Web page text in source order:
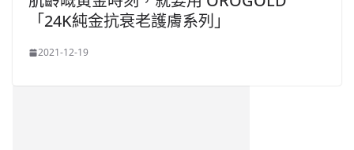
「24K純金抗衰老護膚系列」
2021-12-19